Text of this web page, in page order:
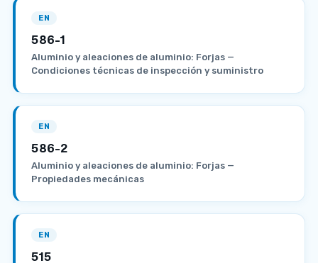
EN
586-1
Aluminio y aleaciones de aluminio: Forjas —
Condiciones técnicas de inspección y suministro
EN
586-2
Aluminio y aleaciones de aluminio: Forjas —
Propiedades mecánicas
EN
515